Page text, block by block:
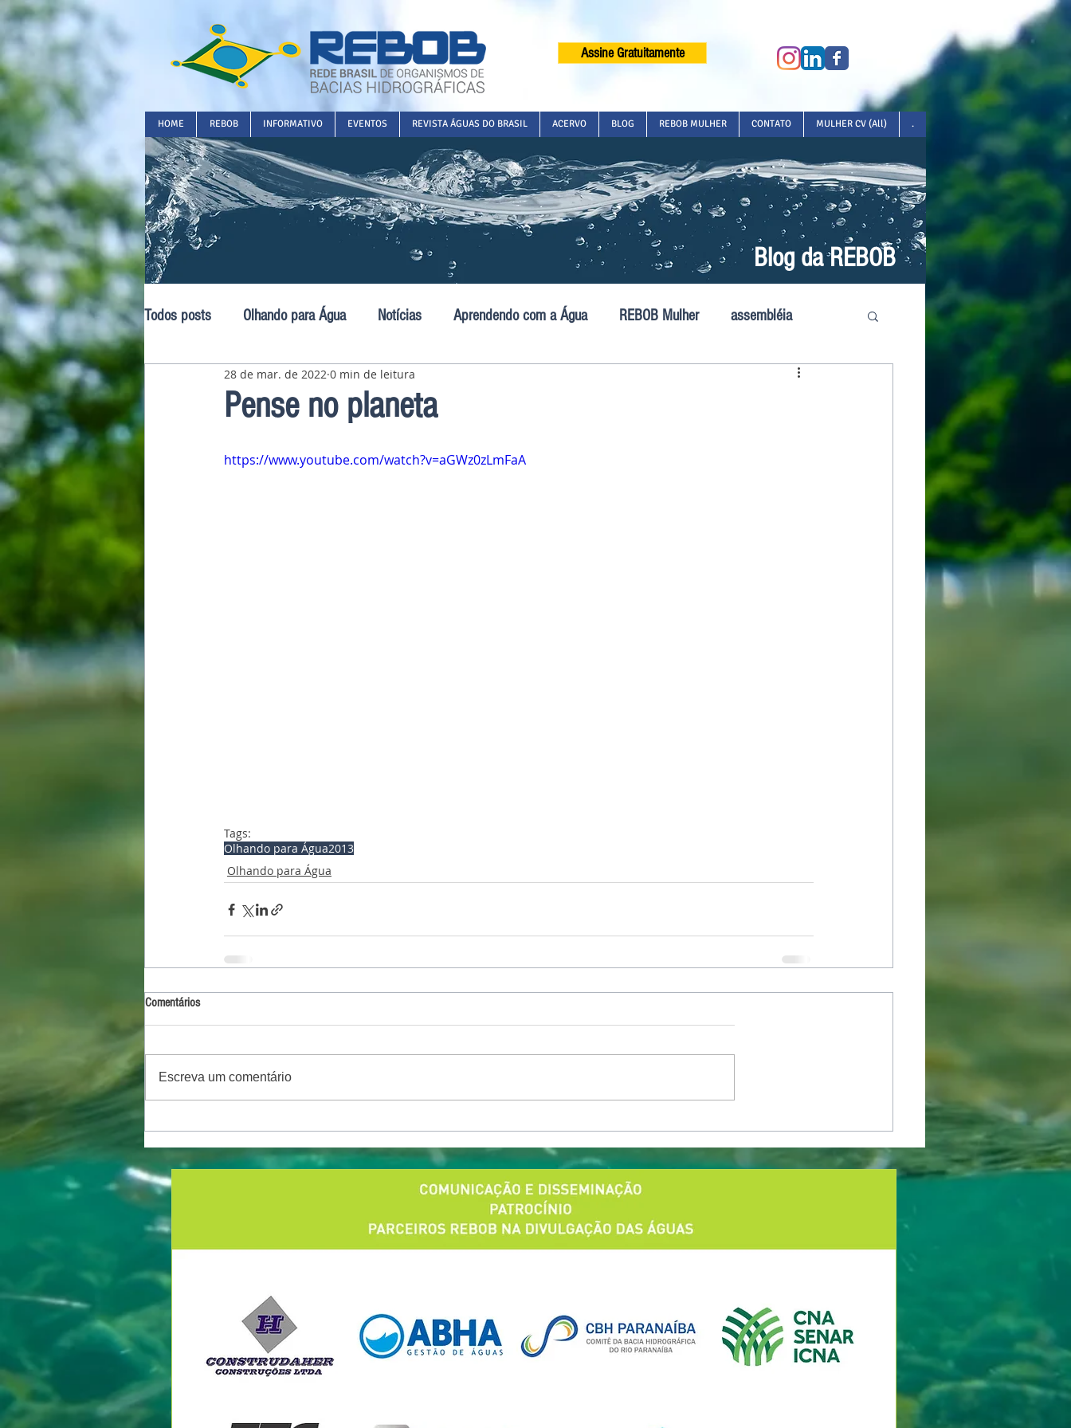
Assine Gratuitamente
HOME REBOB INFORMATIVO EVENTOS REVISTA ÁGUAS DO BRASIL ACERVO BLOG REBOB MULHER CONTATO MULHER CV (All) .
Blog da REBOB
Todos posts Olhando para Água Notícias Aprendendo com a Água REBOB Mulher assembléia
Pavilhão Latino-Americano
Pense no planeta
28 de mar. de 2022 0 min de leitura
https://www.youtube.com/watch?v=aGWz0zLmFaA
Tags:
Olhando para Água2013
Olhando para Água
Comentários
Escreva um comentário